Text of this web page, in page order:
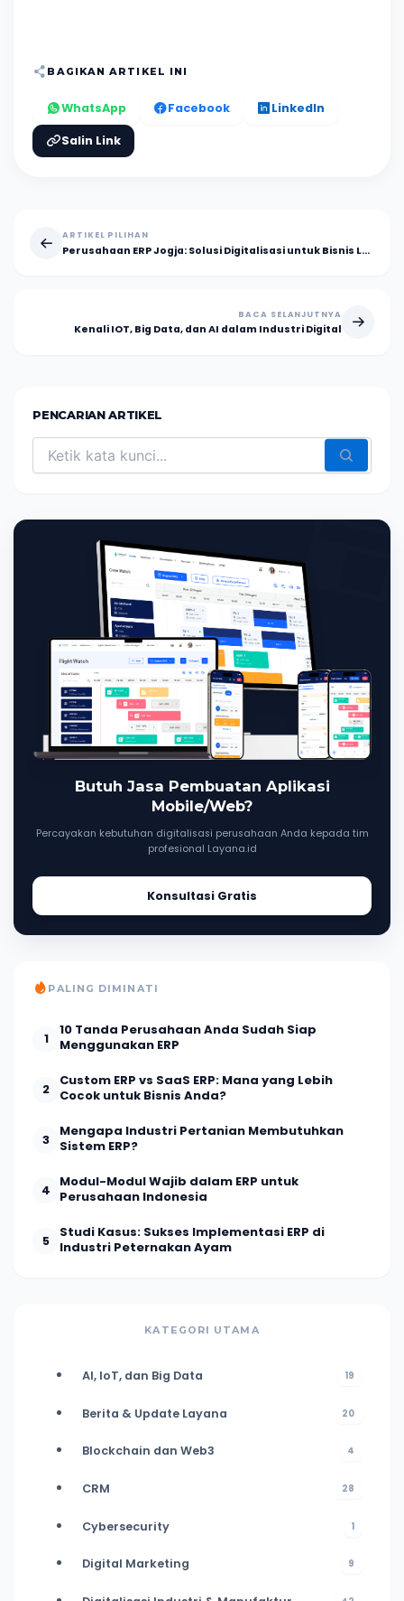
BAGIKAN ARTIKEL INI
WhatsApp Facebook LinkedIn
Salin Link
ARTIKEL PILIHAN
Perusahaan ERP Jogja: Solusi Digitalisasi untuk Bisnis Lokal
BACA SELANJUTNYA
Kenali IOT, Big Data, dan AI dalam Industri Digital
PENCARIAN ARTIKEL
Butuh Jasa Pembuatan Aplikasi
Mobile/Web?
Percayakan kebutuhan digitalisasi perusahaan Anda kepada tim
profesional Layana.id
Konsultasi Gratis
PALING DIMINATI
1
10 Tanda Perusahaan Anda Sudah Siap
Menggunakan ERP
2
Custom ERP vs SaaS ERP: Mana yang Lebih
Cocok untuk Bisnis Anda?
3
Mengapa Industri Pertanian Membutuhkan
Sistem ERP?
4
Modul-Modul Wajib dalam ERP untuk
Perusahaan Indonesia
5
Studi Kasus: Sukses Implementasi ERP di
Industri Peternakan Ayam
KATEGORI UTAMA
AI, IoT, dan Big Data 19
Berita & Update Layana 20
Blockchain dan Web3 4
CRM 28
Cybersecurity 1
Digital Marketing 9